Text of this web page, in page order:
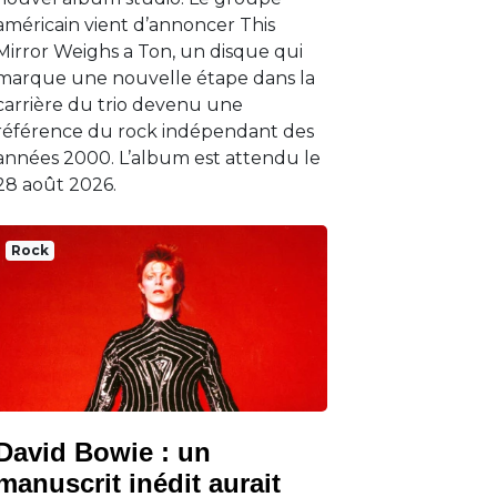
vient d’annoncer This
Weighs a Ton, un disque qui
une nouvelle étape dans la
du trio devenu une
du rock indépendant des
2000. L’album est attendu le
août 2026.
Rock
Bowie : un
inédit aurait